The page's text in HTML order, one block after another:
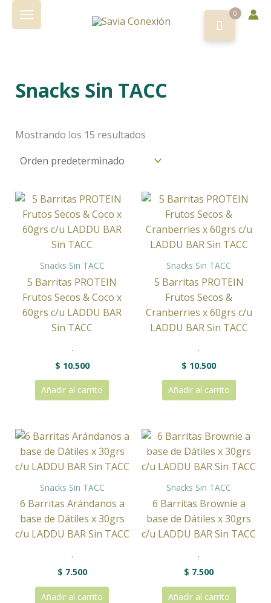
Snacks Sin TACC
Mostrando los 15 resultados
Snacks Sin TACC
5 Barritas PROTEIN
Frutos Secos & Coco x
60grs c/u LADDU BAR
Sin TACC
.
$ 10.500
Añadir al carrito
Snacks Sin TACC
5 Barritas PROTEIN
Frutos Secos &
Cranberries x 60grs c/u
LADDU BAR Sin TACC
.
$ 10.500
Añadir al carrito
Snacks Sin TACC
6 Barritas Arándanos a
base de Dátiles x 30grs
c/u LADDU BAR Sin TACC
.
$ 7.500
Añadir al carrito
Snacks Sin TACC
6 Barritas Brownie a
base de Dátiles x 30grs
c/u LADDU BAR Sin TACC
.
$ 7.500
Añadir al carrito
0